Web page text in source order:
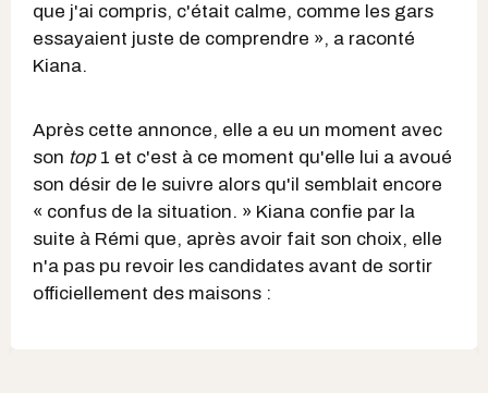
que j'ai compris, c'était calme, comme les gars
essayaient juste de comprendre », a raconté
Kiana.
Après cette annonce, elle a eu un moment avec
son top1 et c'est à ce moment qu'elle lui a avoué
son désir de le suivre alors qu'il semblait encore
« confus de la situation. » Kiana confie par la
suite à Rémi que, après avoir fait son choix, elle
n'a pas pu revoir les candidates avant de sortir
officiellement des maisons :